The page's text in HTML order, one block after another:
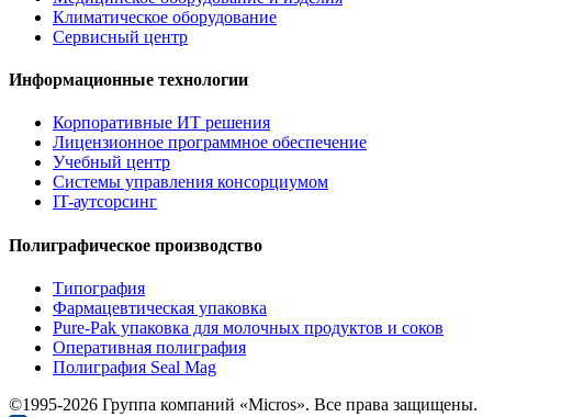
Климатическое оборудование
Сервисный центр
Информационные технологии
Корпоративные ИТ решения
Лицензионное программное обеспечение
Учебный центр
Системы управления консорциумом
IT-аутсорсинг
Полиграфическое производство
Типография
Фармацевтическая упаковка
Pure-Pak упаковка для молочных продуктов и соков
Оперативная полиграфия
Полиграфия Seal Mag
©1995-2026 Группа компаний «Micros». Все права защищены.